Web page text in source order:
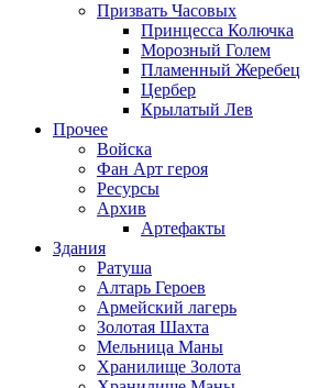
Призвать Часовых
Принцесса Колючка
Морозный Голем
Пламенный Жеребец
Цербер
Крылатый Лев
Прочее
Войска
Фан Арт героя
Ресурсы
Архив
Артефакты
Здания
Ратуша
Алтарь Героев
Армейский лагерь
Золотая Шахта
Мельница Маны
Хранилище Золота